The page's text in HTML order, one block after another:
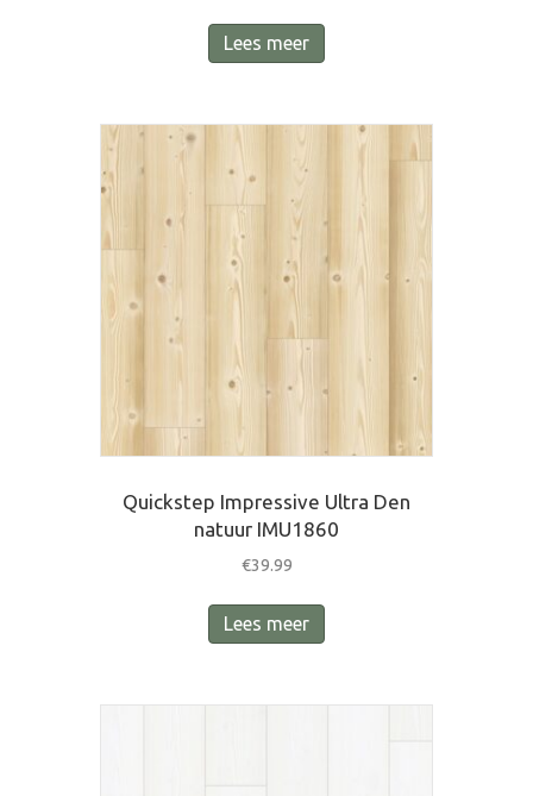
Lees meer
Quickstep Impressive Ultra Den
natuur IMU1860
€39.99
Lees meer